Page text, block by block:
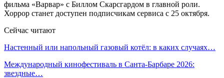
фильма «Варвар» с Биллом Скарсгардом в главной роли.
Хоррор станет доступен подписчикам сервиса с 25 октября.
Сейчас читают
Настенный или напольный газовый котёл: в каких случаях…
Международный кинофестиваль в Санта-Барбаре 2026:
звездные…